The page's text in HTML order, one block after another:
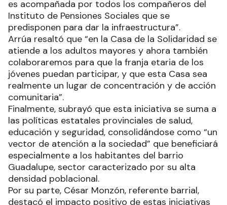
es acompañada por todos los compañeros del
Instituto de Pensiones Sociales que se
predisponen para dar la infraestructura”.
Arrúa resaltó que “en la Casa de la Solidaridad se
atiende a los adultos mayores y ahora también
colaboraremos para que la franja etaria de los
jóvenes puedan participar, y que esta Casa sea
realmente un lugar de concentración y de acción
comunitaria”.
Finalmente, subrayó que esta iniciativa se suma a
las políticas estatales provinciales de salud,
educación y seguridad, consolidándose como “un
vector de atención a la sociedad” que beneficiará
especialmente a los habitantes del barrio
Guadalupe, sector caracterizado por su alta
densidad poblacional.
Por su parte, César Monzón, referente barrial,
destacó el impacto positivo de estas iniciativas